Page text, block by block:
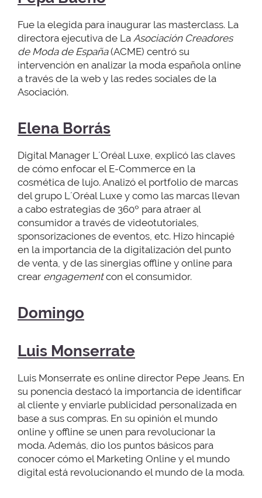
Fue la elegida para inaugurar las masterclass. La
directora ejecutiva de La Asociación Creadores
de Moda de España(ACME) centró su
intervención en analizar la moda española online
a través de la web y las redes sociales de la
Asociación.
Elena Borrás
Digital Manager L´Oréal Luxe, explicó las claves
de cómo enfocar el E-Commerce en la
cosmética de lujo. Analizó el portfolio de marcas
del grupo L´Oréal Luxe y como las marcas llevan
a cabo estrategias de 360º para atraer al
consumidor a través de videotutoriales,
sponsorizaciones de eventos, etc. Hizo hincapié
en la importancia de la digitalización del punto
de venta, y de las sinergias offline y online para
crear engagementcon el consumidor.
Domingo
Luis Monserrate
Luis Monserrate es online director Pepe Jeans. En
su ponencia destacó la importancia de identificar
al cliente y enviarle publicidad personalizada en
base a sus compras. En su opinión el mundo
online y offline se unen para revolucionar la
moda. Además, dio los puntos básicos para
conocer cómo el Marketing Online y el mundo
digital está revolucionando el mundo de la moda.